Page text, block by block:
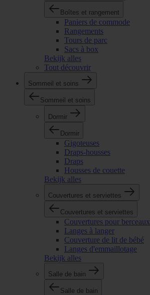
Boîtes et rangement
Paniers de commode
Rangements
Tours de parc
Sacs à box
Bekijk alles
Tout découvrir
Sommeil et soins
Sommeil et soins
Dormir
Dormir
Gigoteuses
Draps-housses
Draps
Housses de couette
Bekijk alles
Couvertures et serviettes
Couvertures et serviettes
Couvertures pour berceaux
Langes à langer
Couverture de lit de bébé
Langes d'emmaillotage
Bekijk alles
Salle de bain
Salle de bain